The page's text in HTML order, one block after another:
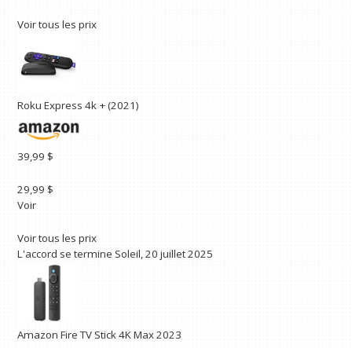
Voir tous les prix
Roku Express 4k + (2021)
39,99 $
29,99 $
Voir
Voir tous les prix
L'accord se termine Soleil, 20 juillet 2025
Amazon Fire TV Stick 4K Max 2023